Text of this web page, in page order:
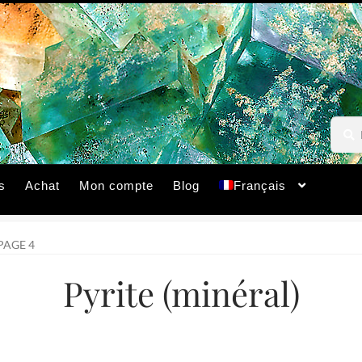
pour :
Achat Mon compte Blog Français
4
Pyrite (minéral)